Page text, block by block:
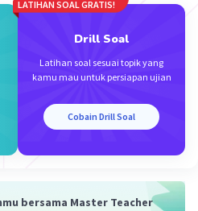
LATIHAN SOAL GRATIS!
Drill Soal
Latihan soal sesuai topik yang
kamu mau untuk persiapan ujian
Cobain Drill Soal
bersama Master Teacher